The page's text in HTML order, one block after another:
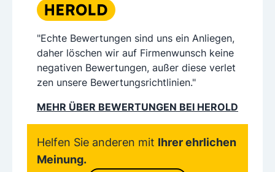
"Echte Bewertungen sind uns ein Anliegen,
daher löschen wir auf Firmenwunsch keine
negativen Bewertungen, außer diese verlet
zen unsere Bewertungsrichtlinien."
MEHR ÜBER BEWERTUNGEN BEI HEROLD
Helfen Sie anderen mit Ihrer ehrlichen
Meinung.